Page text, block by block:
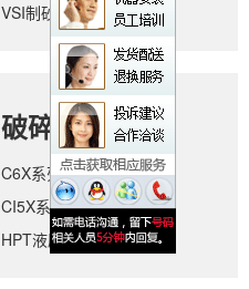
VSI制砂机
破碎设备
C6X系列颚式破碎机
CI5X系列反击式破碎机
HPT液压圆锥破碎机